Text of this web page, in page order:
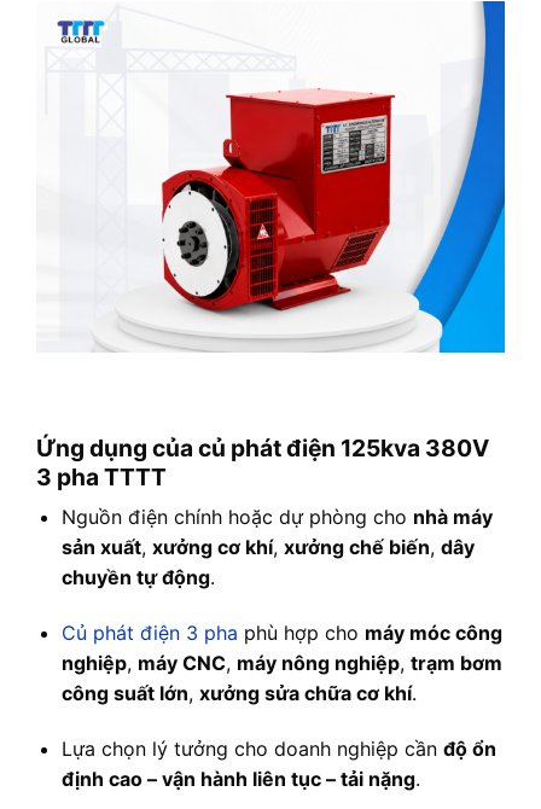
Ứng dụng của củ phát điện 125kva 380V
3 pha TTTT
Nguồn điện chính hoặc dự phòng cho nhà máy
sản xuất, xưởng cơ khí, xưởng chế biến, dây
chuyền tự động.
Củ phát điện 3 pha phù hợp cho máy móc công
nghiệp, máy CNC, máy nông nghiệp, trạm bơm
công suất lớn, xưởng sửa chữa cơ khí.
Lựa chọn lý tưởng cho doanh nghiệp cần độ ổn
định cao – vận hành liên tục – tải nặng.